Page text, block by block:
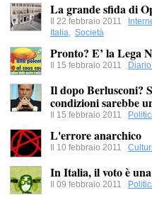
La grande sfida di
Il 22 febbraio 2011
Italia, Società
Pronto? E’ la Lega
Il 15 febbraio 2011
Il dopo Berlusconi?
condizioni sarebbe
Il 15 febbraio 2011
L'errore anarchico
Il 10 febbraio 2011
In Italia, il voto è
Il 09 febbraio 2011